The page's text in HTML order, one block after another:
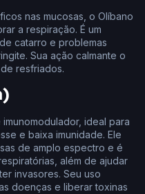
nas mucosas, o Olíbano
a respiração. É um
catarro e problemas
Sua ação calmante o
resfriados.
ideal para
e baixa imunidade. Ele
de amplo espectro e é
além de ajudar
invasores. Seu uso
doenças e liberar toxinas